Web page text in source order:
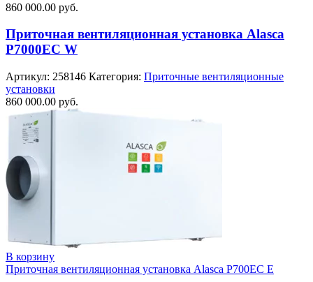
860 000.00 руб.
Приточная вентиляционная установка Alasca
P7000EC W
Артикул: 258146 Категория: Приточные вентиляционные
установки
860 000.00 руб.
В корзину
Приточная вентиляционная установка Alasca P700EC E